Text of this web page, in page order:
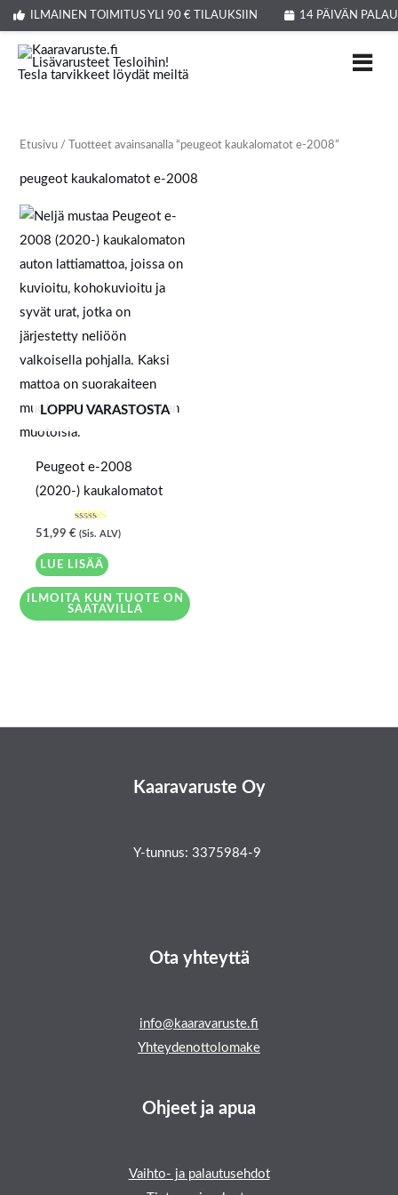
ILMAINEN TOIMITUS YLI 90 € TILAUKSIIN 14 PÄIVÄN
Siirry
sisältöön
Etusivu / Tuotteet avainsanalla “peugeot kaukalomatot e-2008”
peugeot kaukalomatot e-2008
LOPPU VARASTOSTA
Peugeot e-2008
(2020-) kaukalomatot
Arvostelu
tuotteesta:
5.00
/ 5
51,99 € (Sis. ALV)
LUE LISÄÄ
ILMOITA KUN TUOTE ON
SAATAVILLA
Kaaravaruste Oy
Y-tunnus: 3375984-9
Ota yhteyttä
info@kaaravaruste.fi
Yhteydenottolomake
Ohjeet ja apua
Vaihto- ja palautusehdot